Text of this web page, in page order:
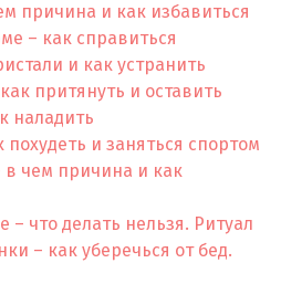
причина и как избавиться
– как справиться
и как устранить
притянуть и оставить
наладить
и заняться спортом
в чем причина и как
– что делать нельзя. Ритуал
– как уберечься от бед.